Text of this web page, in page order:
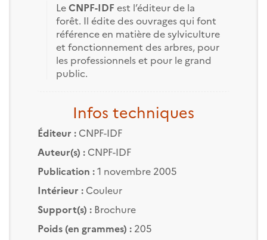
LeCNPF-IDFest l’éditeur de la
forêt. Il édite des ouvrages qui font
référence en matière de sylviculture
et fonctionnement des arbres, pour
les professionnels et pour le grand
public.
Infos techniques
Éditeur : CNPF-IDF
Auteur(s) : CNPF-IDF
Publication :1 novembre 2005
Intérieur :Couleur
Support(s) :Brochure
Poids (en grammes) :205